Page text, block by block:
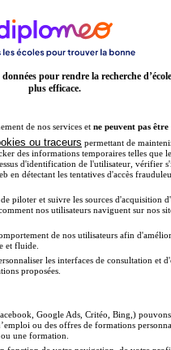
et technologies de la
et technologies de la
raphael elize propose
specialites scientifiques et
une expertise en
decrypter les enjeux de
et physiopathologie
du corps et ses
physiques et chimiques. cette
d'analyse critique des
competences en
debouches multiples :
post-bac (ifsi, bts, but, ecoles
des carrieres variees en tant
assistant medical,
et soigner, fondee
pour rendre la recherche
plus efficace.
de nos services et ne peuvent pas être
ou traceurs permettant de
des informations temporaires telles que
d'identification de l'utilisateur, vérifier
en détectant les tentatives d'accès
piloter et suivre les sources d'acquisition
nos utilisateurs naviguent sur nos
de nos utilisateurs afin
et fluide.
les interfaces de consultation et
proposées.
Google Ads, Critéo, Bing,)
ou des offres de formations
une formation.